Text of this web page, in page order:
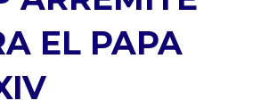
EL PAPA